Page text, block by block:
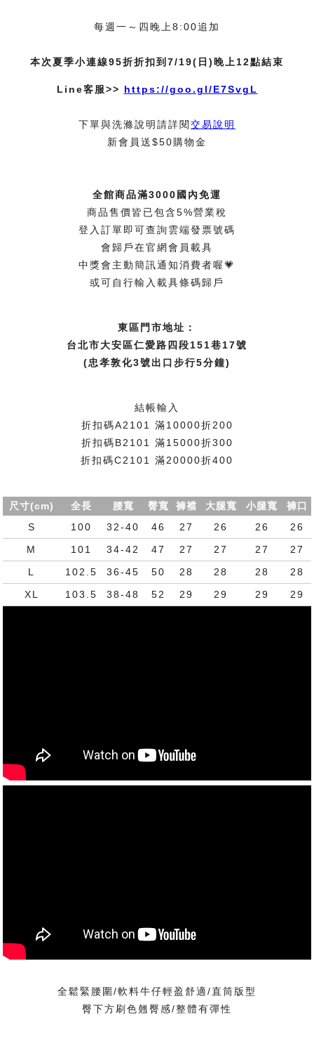
每週一～四晚上8:00追加
本次夏季小連線95折折扣到7/19(日)晚上12點結束
Line客服>> https://goo.gl/E7SvgL
下單與洗滌說明請詳閱交易說明
新會員送$50購物金
全館商品滿3000國內免運
商品售價皆已包含5%營業稅
登入訂單即可查詢雲端發票號碼
會歸戶在官網會員載具
中獎會主動簡訊通知消費者喔💗
或可自行輸入載具條碼歸戶
東區門市地址：
台北市大安區仁愛路四段151巷17號
(忠孝敦化3號出口步行5分鐘)
結帳輸入
折扣碼A2101 滿10000折200
折扣碼B2101 滿15000折300
折扣碼C2101 滿20000折400
尺寸(cm) 全長 腰寬 臀寬 褲襠 大腿寬 小腿寬
褲口
S
100 32-40 46 27 26 26
26
M
101 34-42 47 27 27 27
27
L
102.5 36-45 50 28 28 28
28
XL
103.5 38-48 52 29 29 29 29
全鬆緊腰圍/軟料牛仔輕盈舒適/直筒版型
臀下方刷色翹臀感/整體有彈性